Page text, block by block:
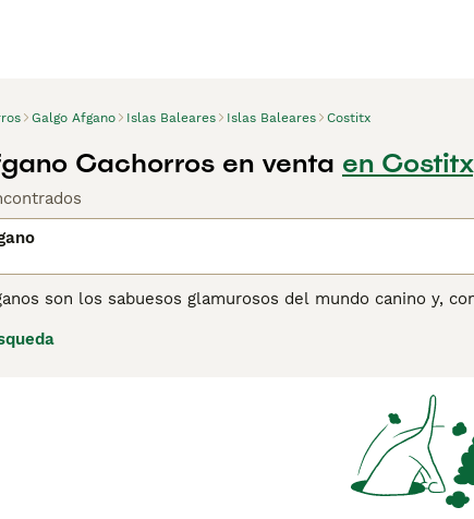
Galgo Afgano Islas Baleares Islas Baleares Costitx
Cachorros en venta en
son los sabuesos glamurosos del mundo canino y,
exposición canina en Crystal Palace en 1907. El Galgo
para obtener